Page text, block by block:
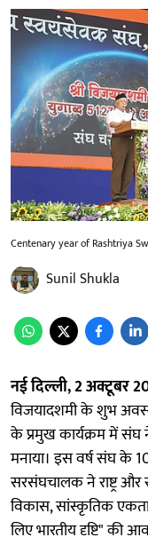
Centenary year of Rashtriya
Sunil Shukla
नई दिल्ली, 2 अक्टूबर
विजयादशमी के शुभ
के प्रमुख कार्यक्रम में संघ
मनाया। इस वर्ष संघ के
सरसंघचालक ने राष्ट्र
विकास, सांस्कृतिक
लिए भारतीय दृष्टि" की